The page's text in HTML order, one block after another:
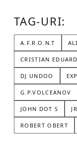
TAG-URI:
A.F.R.O.N.T
CRISTIAN
DJ UNDOO
G.P.VOLCEANOV
JOHN DOT S JR
ROBERT OBERT